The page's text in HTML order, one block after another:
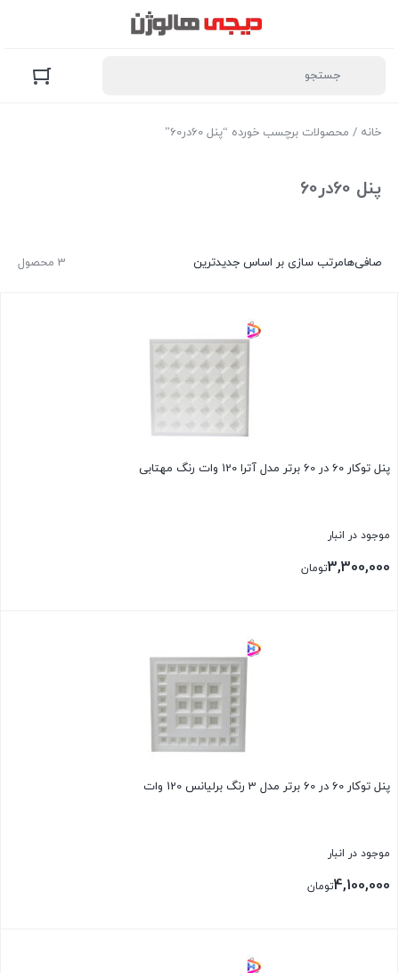
خانه / محصولات برچسب خورده “پنل 60در60”
پنل 60در60
3 محصول صافی‌هامرتب سازی بر اساس جدیدترین
پنل توکار 60 در 60 برتر مدل آترا 120 وات رنگ مهتابی
موجود در انبار
3,300,000تومان
پنل توکار 60 در 60 برتر مدل 3 رنگ برلیانس 120 وات
موجود در انبار
4,100,000تومان